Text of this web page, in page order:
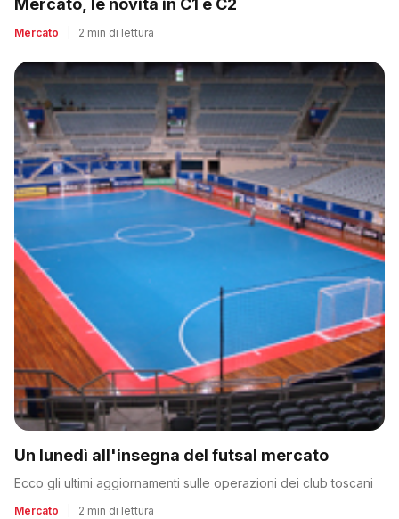
Mercato, le novità in C1 e C2
Mercato 2 min di lettura
Un lunedì all'insegna del futsal mercato
Ecco gli ultimi aggiornamenti sulle operazioni dei club toscani
Mercato 2 min di lettura